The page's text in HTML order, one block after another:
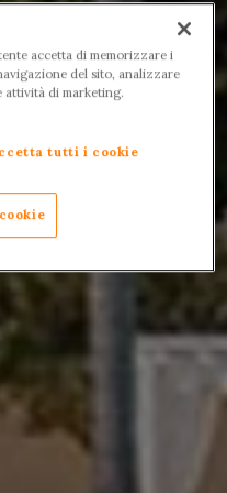
accetta di memorizzare i
del sito, analizzare
attività di marketing.
tutti i cookie